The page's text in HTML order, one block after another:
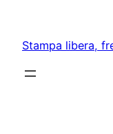
content
Stampa libera,